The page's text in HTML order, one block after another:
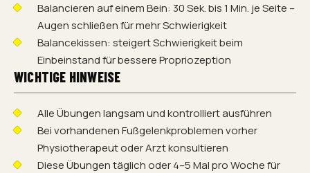
Balancieren auf einem Bein: 30 Sek. bis 1 Min. je Seite –
Augen schließen für mehr Schwierigkeit
Balancekissen: steigert Schwierigkeit beim
Einbeinstand für bessere Propriozeption
WICHTIGE HINWEISE
Alle Übungen langsam und kontrolliert ausführen
Bei vorhandenen Fußgelenkproblemen vorher
Physiotherapeut oder Arzt konsultieren
Diese Übungen täglich oder 4–5 Mal pro Woche für